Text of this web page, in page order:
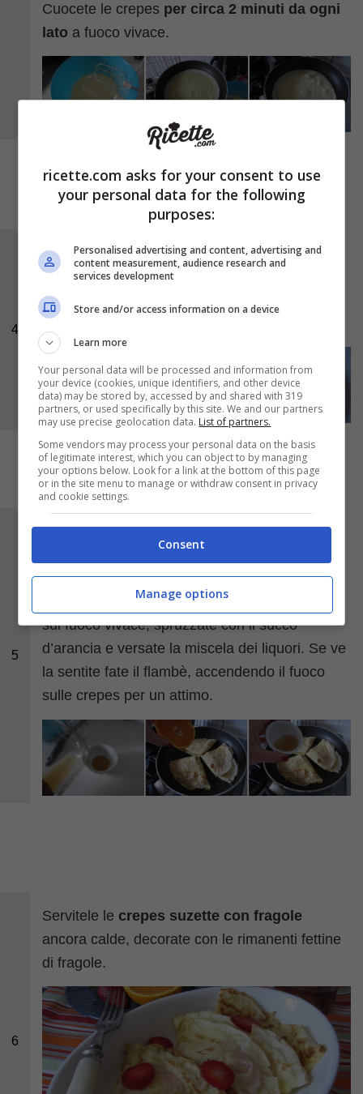
Cuocete le crepes per circa 2 minuti da ogni
lato a fuoco vivace.
4
Lavate lefragole. Eliminate la parte superiore
e tagliatele a fette non troppo spesse.
Disponete le fragole sulla crespella ancora
calda e piegatela a triangolo.
5
In una ciotolina versate ilCognac. Aggiungete
arancia. Disponete le crepes ripiene di fragole
sulla padella, aggiungete l’altro burro, portate
sul fuoco vivace, spruzzate con il succo
d’arancia e versate la miscela dei liquori. Se ve
la sentite fate il flambè, accendendo il fuoco
sulle crepes per un attimo.
6
Servitele le crepes suzette con fragole
ancora calde, decorate con le rimanenti fettine
di fragole.
ricette.com asks for your consent to use
your personal data for the following
purposes:
Personalised advertising and content, advertising and
content measurement, audience research and
services development
Store and/or access information on a device
Learn more
Your personal data will be processed and information from
your device (cookies, unique identifiers, and other device
data) may be stored by, accessed by and shared with 319
partners, or used specifically by this site. We and our partners
may use precise geolocation data. List of partners.
Some vendors may process your personal data on the basis
of legitimate interest, which you can object to by managing
your options below. Look for a link at the bottom of this page
or in the site menu to manage or withdraw consent in privacy
and cookie settings.
Consent
Manage options